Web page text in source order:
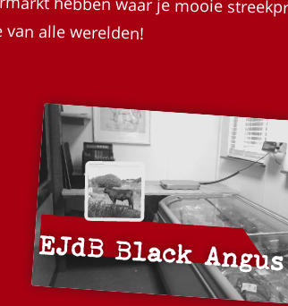
van alle werelden!
EJdB Black Angus